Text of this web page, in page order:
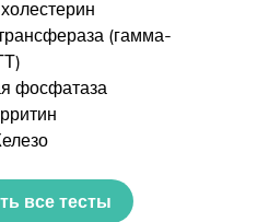
(гамма-
фосфатаза
все тесты